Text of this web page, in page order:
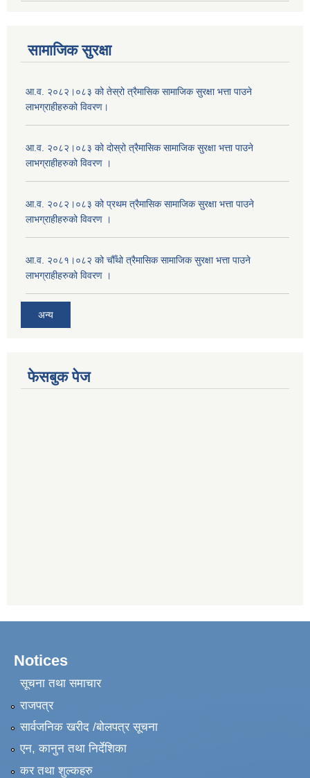
सामाजिक सुरक्षा
आ.व. २०८२।०८३ को तेस्रो त्रैमासिक सामाजिक सुरक्षा भत्ता पाउने
लाभग्राहीहरुको विवरण।
आ.व. २०८२।०८३ को दोस्रो त्रैमासिक सामाजिक सुरक्षा भत्ता पाउने
लाभग्राहीहरुको विवरण ।
आ.व. २०८२।०८३ को प्रथम त्रैमासिक सामाजिक सुरक्षा भत्ता पाउने
लाभग्राहीहरुको विवरण ।
आ.व. २०८१।०८२ को चौँथो त्रैमासिक सामाजिक सुरक्षा भत्ता पाउने
लाभग्राहीहरुको विवरण ।
अन्य
फेसबुक पेज
Notices
सूचना तथा समाचार
राजपत्र
सार्वजनिक खरीद /बोलपत्र सूचना
एन, कानुन तथा निर्देशिका
कर तथा शुल्कहरु